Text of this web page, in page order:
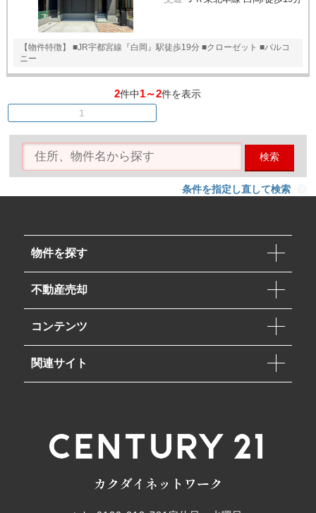
【物件特徴】 ■JR宇都宮線『白岡』駅徒歩19分 ■クローゼット ■バルコ
ニー
2件中1～2件を表示
1
検索
条件を指定し直して検索
物件を探す
不動産売却
コンテンツ
関連サイト